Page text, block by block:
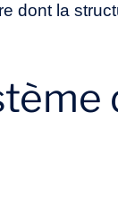
dont la